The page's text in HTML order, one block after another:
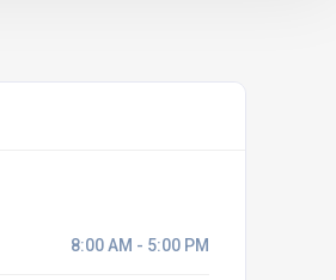
8:00 AM - 5:00 PM